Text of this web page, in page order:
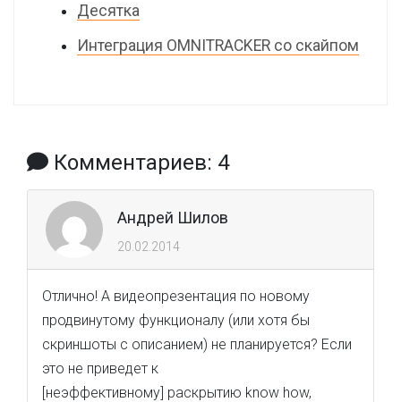
Десятка
Интеграция OMNITRACKER со скайпом
Комментариев: 4
Андрей Шилов
20.02.2014
Отлично! А видеопрезентация по новому
продвинутому функционалу (или хотя бы
скриншоты с описанием) не планируется? Если
это не приведет к
[неэффективному] раскрытию know how,